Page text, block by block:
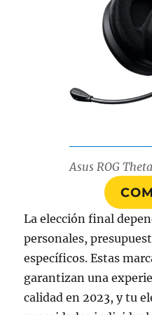
Asus ROG
La elección final
personales,
específicos. Estas
garantizan una
calidad en 2023, y tu